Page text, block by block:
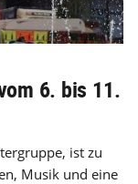
6. bis 11.
ist zu
Musik und eine